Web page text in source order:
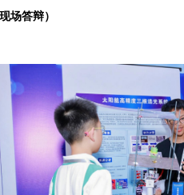
场答辩）